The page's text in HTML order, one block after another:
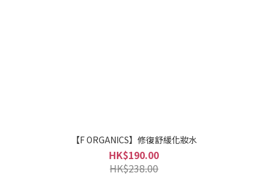
【F ORGANICS】修復舒緩化妝水
HK$190.00
HK$238.00